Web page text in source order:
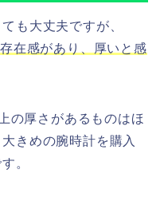
も大丈夫ですが、
在感があり、厚いと感
の厚さがあるものはほ
きめの腕時計を購入
。